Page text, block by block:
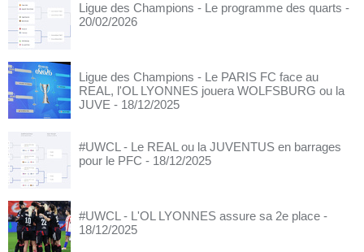
Ligue des Champions - Le programme des quarts -
20/02/2026
Ligue des Champions - Le PARIS FC face au
REAL, l'OL LYONNES jouera WOLFSBURG ou la
JUVE - 18/12/2025
#UWCL - Le REAL ou la JUVENTUS en barrages
pour le PFC - 18/12/2025
#UWCL - L'OL LYONNES assure sa 2e place -
18/12/2025